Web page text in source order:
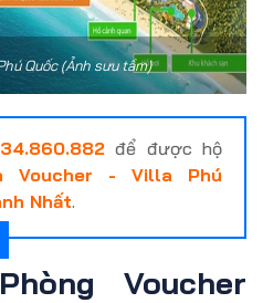
Quốc (Ảnh sưu tầm)
để được hộ
Voucher - Villa Phú
Nhất.
Voucher